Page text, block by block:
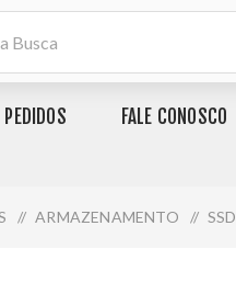
PEDIDOS FALE CONOSCO
/ ARMAZENAMENTO / SSD